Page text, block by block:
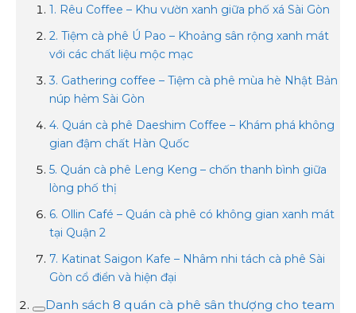
1. Rêu Coffee – Khu vườn xanh giữa phố xá Sài Gòn
2. Tiệm cà phê Ú Pao – Khoảng sân rộng xanh mát
với các chất liệu mộc mạc
3. Gathering coffee – Tiệm cà phê mùa hè Nhật Bản
núp hẻm Sài Gòn
4. Quán cà phê Daeshim Coffee – Khám phá không
gian đậm chất Hàn Quốc
5. Quán cà phê Leng Keng – chốn thanh bình giữa
lòng phố thị
6. Ollin Café – Quán cà phê có không gian xanh mát
tại Quận 2
7. Katinat Saigon Kafe – Nhâm nhi tách cà phê Sài
Gòn cổ điển và hiện đại
Danh sách 8 quán cà phê sân thượng cho team